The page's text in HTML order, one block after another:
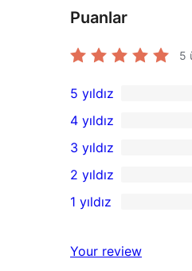
Puanlar
5
1
5
yıldızlı
inceleme
5 yıldız
4
yıldızlı
inceleme
4 yıldız
0
3
yıldızlı
3 yıldız
2
inceleme
2 yıldız
yıldızlı
1 yıldız
Your review